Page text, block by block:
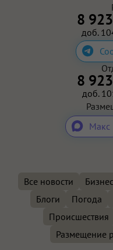
8
доб.
8
доб.
Макс
Все новости Бизнес
Блоги
Погода
Происшествия
Размещение